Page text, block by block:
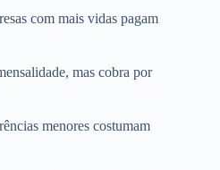
com mais vidas pagam
mas cobra por
menores costumam